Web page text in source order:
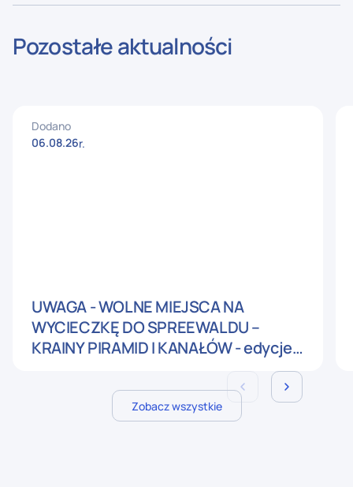
Pozostałe aktualności
Dodano
06.08.26r.
UWAGA - WOLNE MIEJSCA NA
WYCIECZKĘ DO SPREEWALDU –
KRAINY PIRAMID I KANAŁÓW - edycje
Zobacz wszystkie